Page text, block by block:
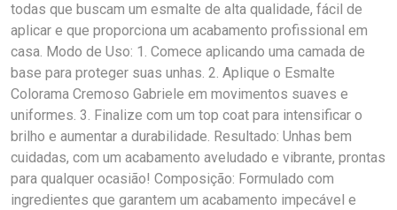
todas que buscam um esmalte de alta qualidade, fácil de
aplicar e que proporciona um acabamento profissional em
casa. Modo de Uso: 1. Comece aplicando uma camada de
base para proteger suas unhas. 2. Aplique o Esmalte
Colorama Cremoso Gabriele em movimentos suaves e
uniformes. 3. Finalize com um top coat para intensificar o
brilho e aumentar a durabilidade. Resultado: Unhas bem
cuidadas, com um acabamento aveludado e vibrante, prontas
para qualquer ocasião! Composição: Formulado com
ingredientes que garantem um acabamento impecável e